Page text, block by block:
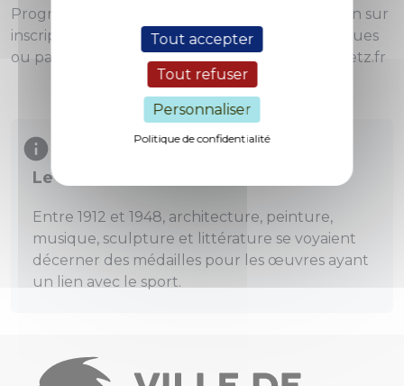
Tout accepter
Tout refuser
Personnaliser
Politique de confidentialité
Programme gratuit et entrée libre, sauf mention sur
inscription (places limitées) dans nos médiathèques
ou par courriel à servicesauxpublics@mairie-metz.fr
Le saviez-vous ?
Entre 1912 et 1948, architecture, peinture,
musique, sculpture et littérature se voyaient
décerner des médailles pour les œuvres ayant
un lien avec le sport.